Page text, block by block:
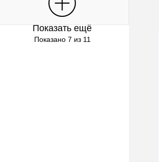
В корзину
Купить в 1 клик К сравнению
Показать ещё
Показано 7 из 11